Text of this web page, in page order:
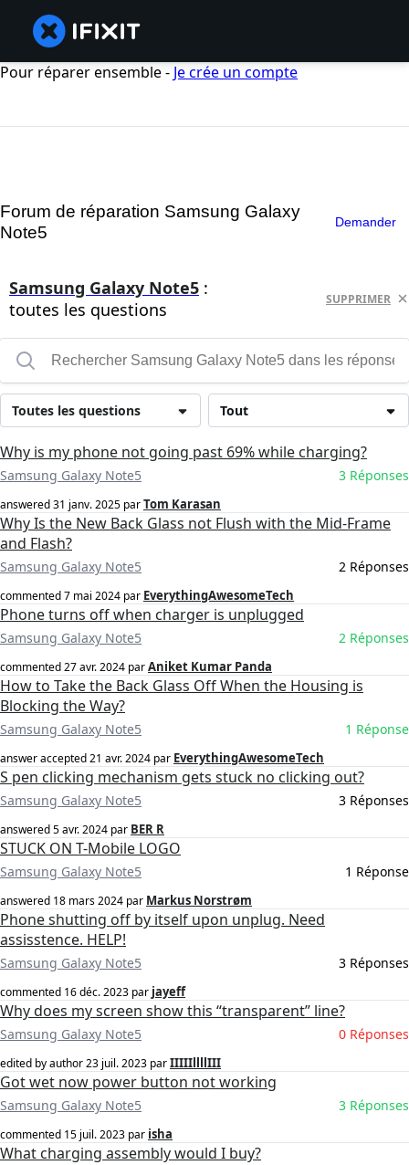
Pour réparer ensemble - Je crée un compte
Forum de réparation Samsung Galaxy
Note5
Demander
Samsung Galaxy Note5 :
toutes les questions
SUPPRIMER
Tout
Toutes les questions
Why is my phone not going past 69% while charging?
Samsung Galaxy Note5 3 Réponses
answered31 janv. 2025 parTom Karasan
Why Is the New Back Glass not Flush with the Mid-Frame
and Flash?
Samsung Galaxy Note5 2 Réponses
commented7 mai 2024 par EverythingAwesomeTech
Phone turns off when charger is unplugged
Samsung Galaxy Note5 2 Réponses
commented27 avr. 2024 parAniket Kumar Panda
How to Take the Back Glass Off When the Housing is
Blocking the Way?
Samsung Galaxy Note5 1 Réponse
answer accepted21 avr. 2024 par EverythingAwesomeTech
S pen clicking mechanism gets stuck no clicking out?
Samsung Galaxy Note5 3 Réponses
answered5 avr. 2024 par BER R
STUCK ON T-Mobile LOGO
Samsung Galaxy Note5 1 Réponse
answered 18 mars 2024 par Markus Norstrøm
Phone shutting off by itself upon unplug. Need
assisstence. HELP!
Samsung Galaxy Note5 3 Réponses
commented 16 déc. 2023 par jayeff
Why does my screen show this “transparent” line?
Samsung Galaxy Note5 0 Réponses
edited by author23 juil. 2023 parIIIIIllllIII
Got wet now power button not working
Samsung Galaxy Note5 3 Réponses
commented 15 juil. 2023 par isha
What charging assembly would I buy?